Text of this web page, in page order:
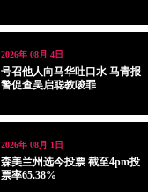
2026年 08月 4日
号召他人向马华吐口水 马青报
警促查吴启聪教唆罪
2026年 08月 1日
森美兰州选今投票 截至4pm投
票率65.38%